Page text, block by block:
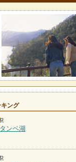
ング
ンペ湖